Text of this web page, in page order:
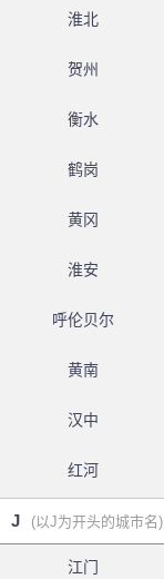
淮北
贺州
衡水
鹤岗
黄冈
淮安
呼伦贝尔
黄南
汉中
红河
J (以J为开头的城市名)
江门